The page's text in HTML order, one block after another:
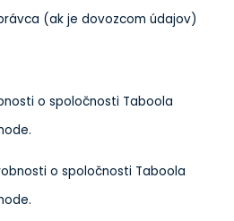
(ak je dovozcom údajov)
o spoločnosti Taboola
o spoločnosti Taboola